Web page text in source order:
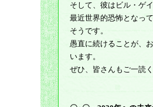
そして、彼はビル・ゲ
最近世界的恐怖となっ
そうです。
愚直に続けることが、
います。
ぜひ、皆さんもご一読く